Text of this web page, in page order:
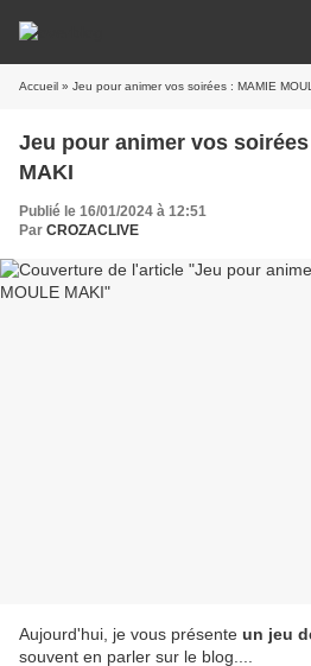
Accueil » Jeu pour animer vos soirées : MAMIE
Jeu pour animer vos soirées
MAKI
Publié le 16/01/2024 à 12:51
Par CROZACLIVE
Aujourd'hui, je vous présente un jeu
souvent en parler sur le blog....